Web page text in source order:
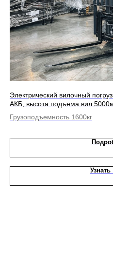
Электрический вилочный
АКБ, высота подъема вил
Грузоподъемность 1600кг
Узнать